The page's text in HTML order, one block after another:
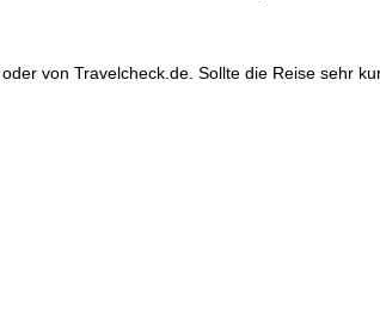
von Travelcheck.de. Sollte die Reise sehr